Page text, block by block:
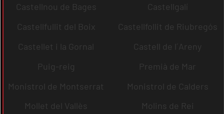
Castellnou de Bages
Castellgalí
Castellfullit del Boix
Castellfollit de Riubregós
Castellet i la Gornal
Castell de l´Areny
Puig-reig
Premià de Mar
Monistrol de Montserrat
Monistrol de Calders
Mollet del Vallès
Molins de Rei